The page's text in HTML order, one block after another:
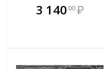
3 140 00 ₽
В комплекте
всегда